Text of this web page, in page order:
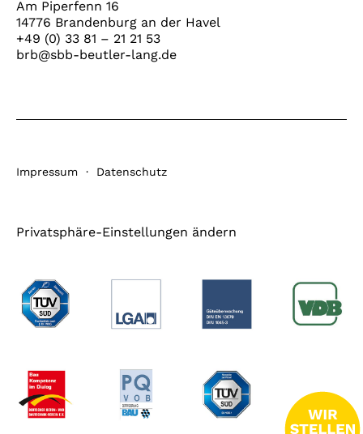
Am Piperfenn 16
14776 Brandenburg an der Havel
+49 (0) 33 81 – 21 21 53
brb@sbb-beutler-lang.de
Privatsphäre-Einstellungen ändern
Impressum · Datenschutz